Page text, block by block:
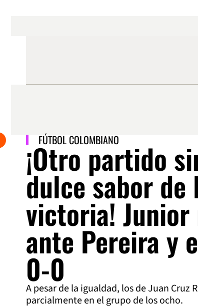
FÚTBOL COLOMBIANO
¡Otro partido
dulce sabor de
victoria! Junior
ante Pereira y
0-0
A pesar de la igualdad, los de Juan Cruz
parcialmente en el grupo de los ocho.